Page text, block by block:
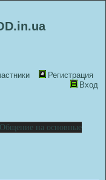
Регистрация
Вход
Общение на основные